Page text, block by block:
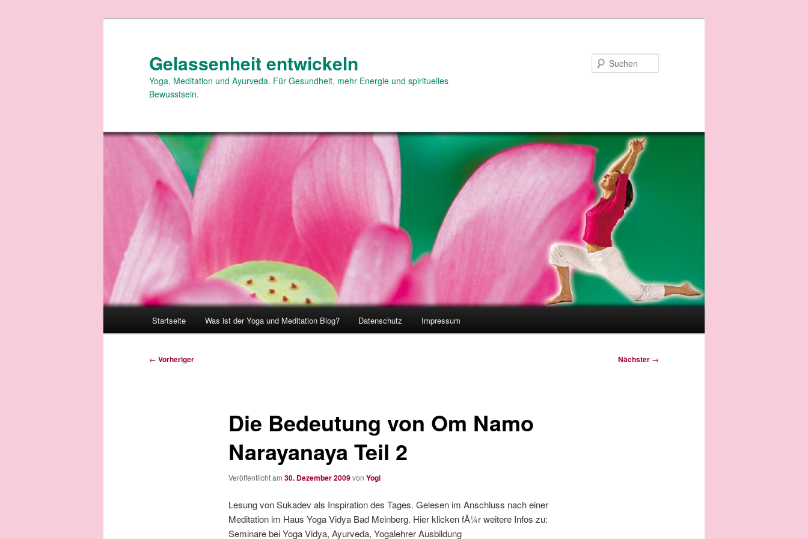
Gelassenheit entwickeln
Yoga, Meditation und Ayurveda. Für Gesundheit, mehr Energie und spirituelles
Bewusstsein.
Startseite Was ist der Yoga und Meditation Blog? Datenschutz Impressum
Beitragsnavigation
← Vorheriger Nächster →
Die Bedeutung von Om Namo
Narayanaya Teil 2
Veröffentlicht am 30. Dezember 2009von Yogi
Lesung von Sukadev als Inspiration des Tages. Gelesen im Anschluss nach einer
Meditation im Haus Yoga Vidya Bad Meinberg. Hier klicken fÃ¼r weitere Infos zu:
Seminare bei Yoga Vidya, Ayurveda, Yogalehrer Ausbildung